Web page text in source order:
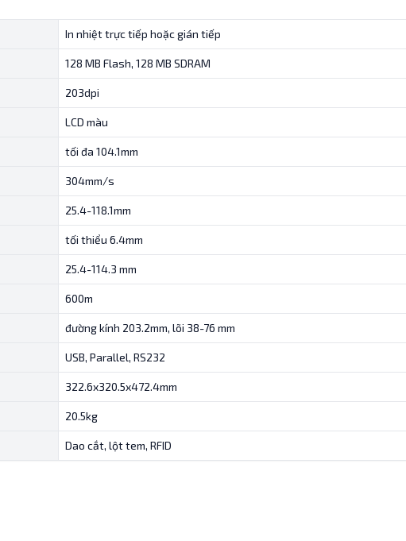
In nhiệt trực tiếp hoặc gián tiếp
128 MB Flash, 128 MB SDRAM
203dpi
LCD màu
tối đa 104.1mm
304mm/s
25.4-118.1mm
tối thiểu 6.4mm
25.4-114.3 mm
600m
đường kính 203.2mm, lõi 38-76 mm
USB, Parallel, RS232
322.6x320.5x472.4mm
20.5kg
Dao cắt, lột tem, RFID